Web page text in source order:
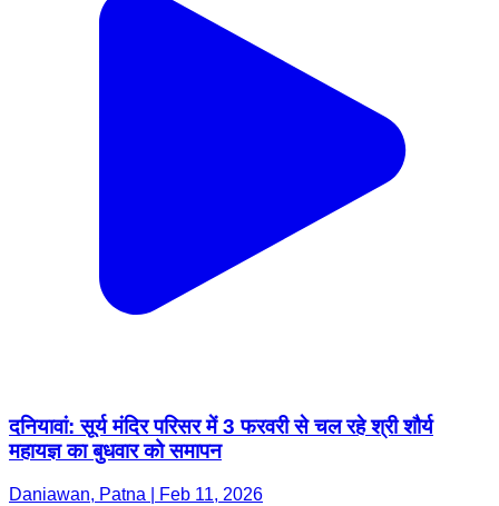
दनियावां: सूर्य मंदिर परिसर में 3 फरवरी से चल रहे श्री शौर्य
महायज्ञ का बुधवार को समापन
Daniawan, Patna | Feb 11, 2026